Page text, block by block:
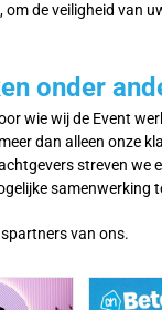
om de veiligheid van
onder
wie wij de Event
dan alleen onze
streven we
samenwerking
van ons.